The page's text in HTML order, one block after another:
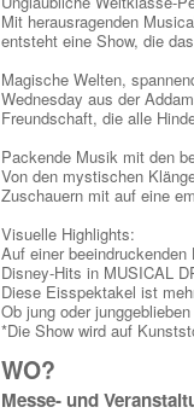
Mit herausragenden
entsteht eine Show, die
Magische Welten,
Wednesday aus der
Freundschaft, die alle
Packende Musik mit den
Von den mystischen
Zuschauern mit auf eine
Visuelle Highlights:
Auf einer
Disney-Hits in MUSICAL
Diese Eisspektakel ist
Ob jung oder
*Die Show wird auf
WO?
Messe- und